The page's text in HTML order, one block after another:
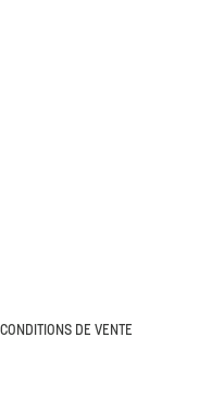
CONDITIONS DE VENTE